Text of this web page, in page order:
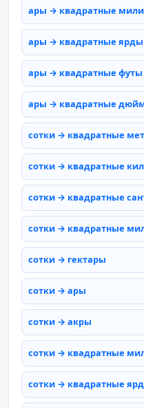
ары → квадратные мили
ары → квадратные ярды
ары → квадратные футы
ары → квадратные
сотки → квадратные
сотки → квадратные
сотки → квадратные
сотки → квадратные
сотки → гектары
сотки → ары
сотки → акры
сотки → квадратные
сотки → квадратные